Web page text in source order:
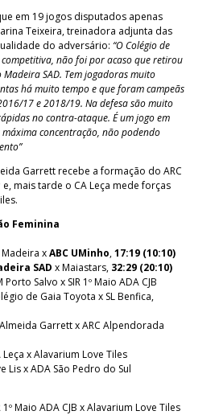
em 19 jogos disputados apenas
Teixeira, treinadora adjunta das
do adversário: “O Colégio de
não foi por acaso que retirou
SAD. Tem jogadoras muito
há muito tempo e que foram campeãs
17 e 2018/19. Na defesa são muito
no contra-ataque. É um jogo em
concentração, não podendo
Garrett recebe a formação do ARC
mais tarde o CA Leça mede forças
Feminina
Madeira xABC UMinho,17:19 (10:10)
SAD x Maiastars, 32:29 (20:10)
Salvo x SIR 1º Maio ADA CJB
de Gaia Toyota x SL Benfica,
Garrett x ARC Alpendorada
Leça x Alavarium Love Tiles
Lis x ADA São Pedro do Sul
1º Maio ADA CJB x Alavarium Love Tiles